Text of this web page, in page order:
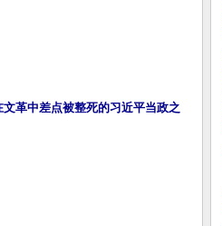
革中差点被整死的习近平当政之